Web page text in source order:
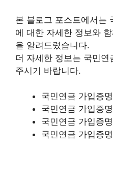
본 블로그 포스트에서는
에 대한 자세한 정보와
을 알려드렸습니다.
더 자세한 정보는 국민연
주시기 바랍니다.
국민연금 가입증
국민연금 가입증
국민연금 가입증
국민연금 가입증